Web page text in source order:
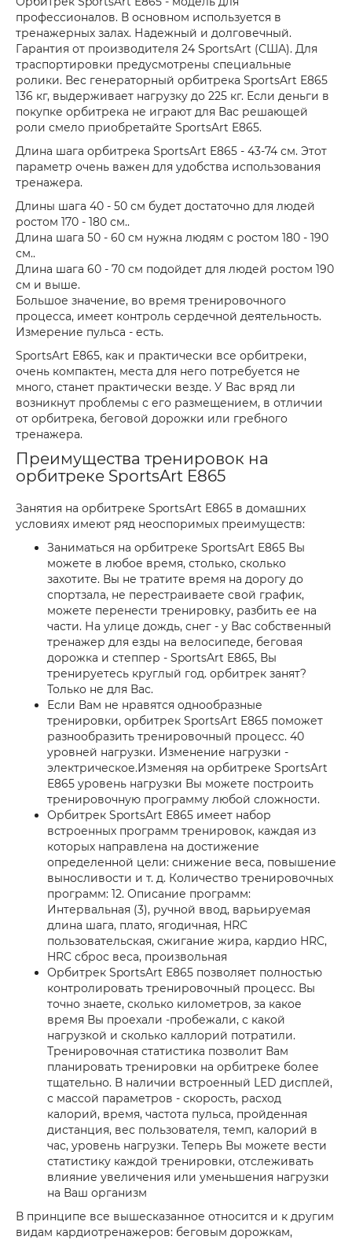
профессионалов. В основном используется в
тренажерных залах. Надежный и долговечный.
Гарантия от производителя 24 SportsArt (США). Для
траспортировки предусмотрены специальные
ролики. Вес генераторный орбитрека SportsArt E865
136 кг, выдерживает нагрузку до 225 кг. Если деньги в
покупке орбитрека не играют для Вас решающей
роли смело приобретайте SportsArt E865.
Длина шага орбитрека SportsArt E865 - 43-74 см. Этот
параметр очень важен для удобства использования
тренажера.
Длины шага 40 - 50 см будет достаточно для людей
ростом 170 - 180 см..
Длина шага 50 - 60 см нужна людям с ростом 180 - 190
см..
Длина шага 60 - 70 см подойдет для людей ростом 190
см и выше.
Большое значение, во время тренировочного
процесса, имеет контроль сердечной деятельность.
Измерение пульса - есть.
SportsArt E865, как и практически все орбитреки,
очень компактен, места для него потребуется не
много, станет практически везде. У Вас вряд ли
возникнут проблемы с его размещением, в отличии
от орбитрека, беговой дорожки или гребного
тренажера.
Преимущества тренировок на
орбитреке SportsArt E865
Занятия на орбитреке SportsArt E865 в домашних
условиях имеют ряд неоспоримых преимуществ:
Заниматься на орбитреке SportsArt E865 Вы
можете в любое время, столько, сколько
захотите. Вы не тратите время на дорогу до
спортзала, не перестраиваете свой график,
можете перенести тренировку, разбить ее на
части. На улице дождь, снег - у Вас собственный
тренажер для езды на велосипеде, беговая
дорожка и степпер - SportsArt E865, Вы
тренируетесь круглый год. орбитрек занят?
Только не для Вас.
Если Вам не нравятся однообразные
тренировки, орбитрек SportsArt E865 поможет
разнообразить тренировочный процесс. 40
уровней нагрузки. Изменение нагрузки -
электрическое.Изменяя на орбитреке SportsArt
E865 уровень нагрузки Вы можете построить
тренировочную программу любой сложности.
Орбитрек SportsArt E865 имеет набор
встроенных программ тренировок, каждая из
которых направлена на достижение
определенной цели: снижение веса, повышение
выносливости и т. д. Количество тренировочных
программ: 12. Описание программ:
Интервальная (3), ручной ввод, варьируемая
длина шага, плато, ягодичная, HRC
пользовательская, сжигание жира, кардио HRC,
HRC сброс веса, произвольная
Орбитрек SportsArt E865 позволяет полностью
контролировать тренировочный процесс. Вы
точно знаете, сколько километров, за какое
время Вы проехали -пробежали, с какой
нагрузкой и сколько каллорий потратили.
Тренировочная статистика позволит Вам
планировать тренировки на орбитреке более
тщательно. В наличии встроенный LED дисплей,
с массой параметров - скорость, расход
калорий, время, частота пульса, пройденная
дистанция, вес пользователя, темп, калорий в
час, уровень нагрузки. Теперь Вы можете вести
статистику каждой тренировки, отслеживать
влияние увеличения или уменьшения нагрузки
на Ваш организм
В принципе все вышесказанное относится и к другим
видам кардиотренажеров: беговым дорожкам,